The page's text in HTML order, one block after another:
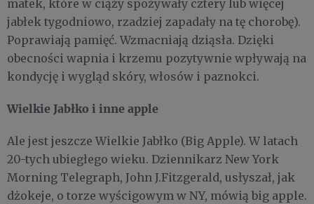
matek, które w ciąży spożywały cztery lub więcej
jabłek tygodniowo, rzadziej zapadały na tę chorobę).
Poprawiają pamięć. Wzmacniają dziąsła. Dzięki
obecności wapnia i krzemu pozytywnie wpływają na
kondycję i wygląd skóry, włosów i paznokci.
Wielkie Jabłko i inne apple
Ale jest jeszcze Wielkie Jabłko (Big Apple). W latach
20-tych ubiegłego wieku. Dziennikarz New York
Morning Telegraph, John J.Fitzgerald, usłyszał, jak
dżokeje, o torze wyścigowym w NY, mówią big apple.